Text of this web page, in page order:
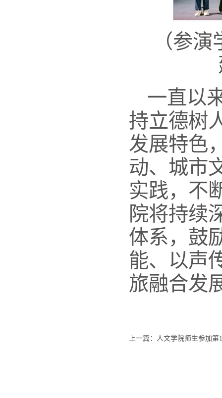
（参
一直以
持立德树
发展特色
动、城市
实践，不
院将持续
体系，鼓
能、以声
旅融合发
上一篇： 人文学院师生参加第